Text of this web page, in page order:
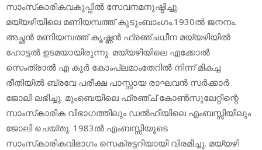
സാംസ്‌കാരികവകുപ്പില്‍ സേവനമനുഷ്ഠിച്ചു.
മയ്യഴിയിലെ മണിയമ്പത്ത് കുടുംബാംഗം.1930ല്‍ ജനനം.
അച്ഛന്‍ മണിയമ്പത്ത് കൃഷ്ണന്‍ ഫ്രഞ്ചധീന മയ്യഴിയില്‍
ഹോട്ടല്‍ ഉടമയായിരുന്നു. മയ്യഴിയിലെ എക്കോല്‍
സെംത്രാല്‍ എ കൂര്‍ കോംപ്ലമാംതേറില്‍ നിന്ന് മികച്ച
രീതിയില്‍ ബ്രവേ പരീക്ഷ പാസ്സായ രാഘവന്‍ സര്‍ക്കാര്‍
ജോലി ലഭിച്ചു. മുംബെയിലെ ഫ്രഞ്ച് കോണ്‍സുലേറ്റിന്റെ
സാംസ്‌കാരിക വിഭാഗത്തിലും ഡല്‍ഹിയിലെ എംബസ്സിയിലും
ജോലി ചെയ്തു. 1983ല്‍ എംബസ്സിയുടെ
സാംസ്‌കാരികവിഭാഗം സെക്രട്ടറിയായി വിരമിച്ചു. മയ്യഴി